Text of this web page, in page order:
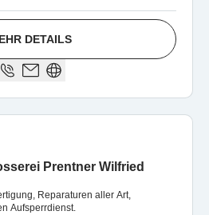
DETAILS
Prentner Wilfried
Reparaturen aller Art,
Aufsperrdienst.